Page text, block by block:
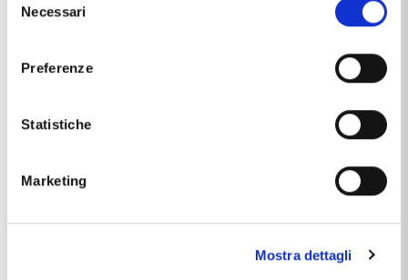
delNecessari
Preferenze
Statistiche
Marketing
Mostra dettagli
Soggetto
Pietre / Gemme
IN ORO GIALLO 9 KT CON ZIRCONI
, distribuito dal marchio
CIONDOLI IN
ORO MADE IN ITALY
, è un prodotto che al momento ha
disponibilità
ed il prezzo di questo prodotto